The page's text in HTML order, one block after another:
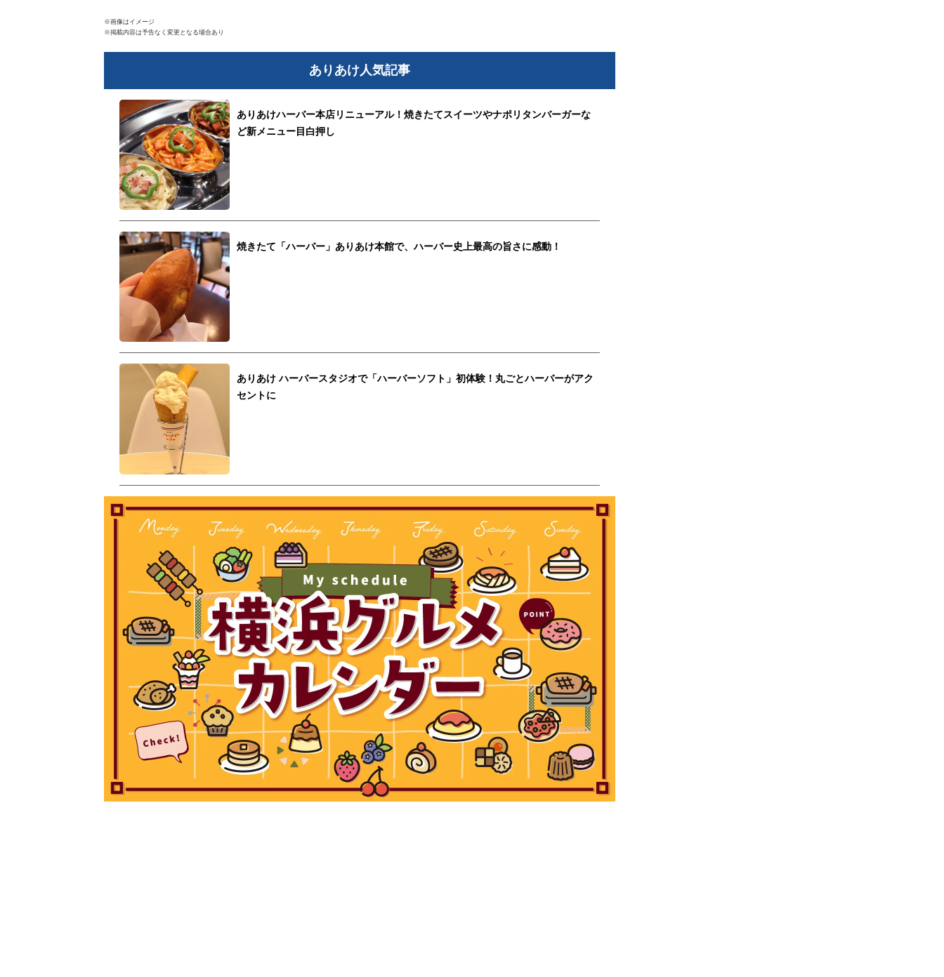
※画像はイメージ
※掲載内容は予告なく変更となる場合あり
ありあけ人気記事
ありあけハーバー本店リニューアル！焼きたてスイーツやナポリタンバーガーな
ど新メニュー目白押し
焼きたて「ハーバー」ありあけ本館で、ハーバー史上最高の旨さに感動！
ありあけ ハーバースタジオで「ハーバーソフト」初体験！丸ごとハーバーがアク
セントに